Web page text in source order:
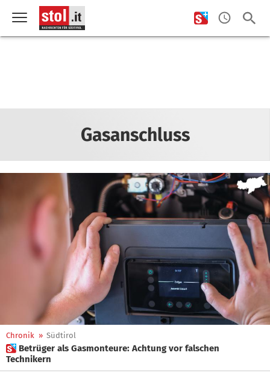
Gasanschluss
Chronik » Südtirol
 Betrüger als Gasmonteure: Achtung vor falschen
Technikern